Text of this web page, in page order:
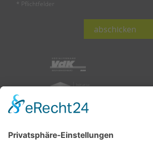
* Pflichtfelder
abschicken